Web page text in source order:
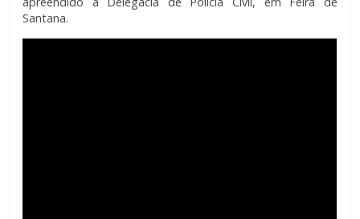
Santana.